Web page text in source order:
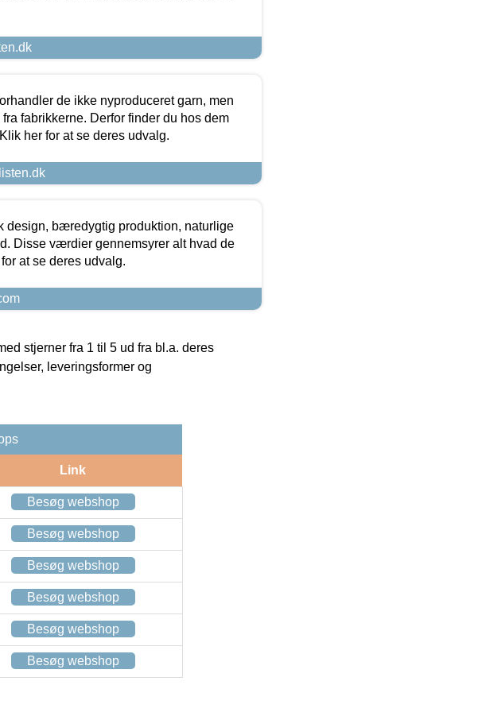
de ikke nyproduceret garn, men
fabrikkerne. Derfor finder du hos dem
her for at se deres udvalg.
design, bæredygtig produktion, naturlige
Disse værdier gennemsyrer alt hvad de
at se deres udvalg.
stjerner fra 1 til 5 ud fra bl.a. deres
leveringsformer og
Link
Besøg webshop
Besøg webshop
Besøg webshop
Besøg webshop
Besøg webshop
Besøg webshop